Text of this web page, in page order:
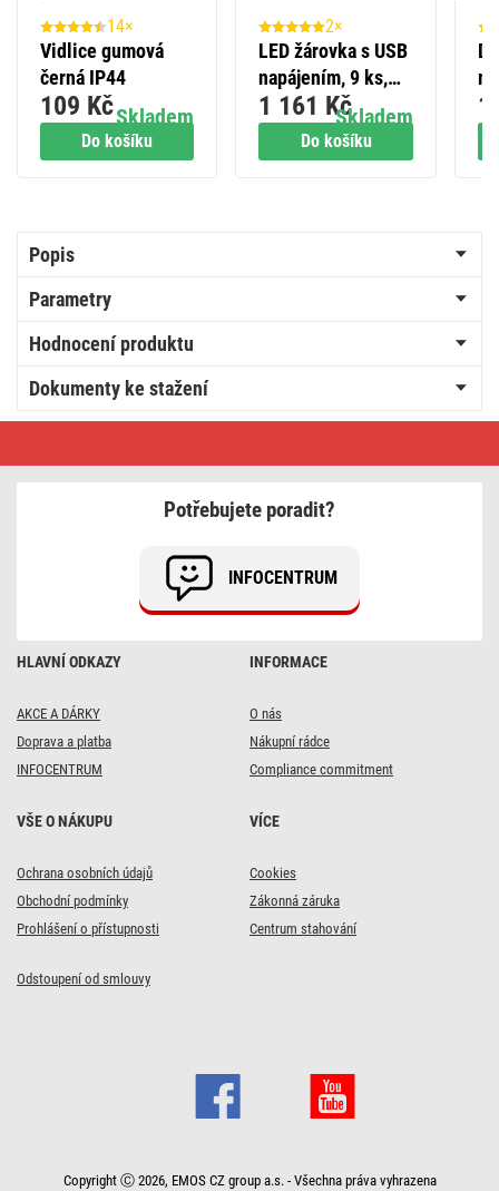
Do košíku
14×
Vidlice gumová
černá IP44
Skladem
109 Kč
Do košíku
2×
LED žárovka s USB
napájením, 9 ks,
box
Skladem
1 161 Kč 1
Popis
Parametry
Hodnocení produktu
Dokumenty ke stažení
USB
HLAVNÍ ODKAZY
AKCE A DÁRKY
Doprava a platba
INFOCENTRUM
INFORMACE
O nás
Nákupní rádce
Compliance commitment
VŠE O NÁKUPU
Ochrana osobních údajů
Obchodní podmínky
Prohlášení o přístupnosti
VÍCE
Cookies
Zákonná záruka
Centrum stahování
Odstoupení od smlouvy
Potřebujete poradit?
INFOCENTRUM
Copyright Ⓒ 2026, EMOS CZ group a.s. - Všechna práva vyhrazena